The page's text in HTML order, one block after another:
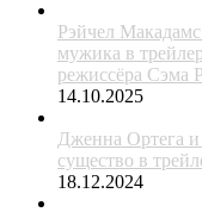
Рэйчел
мужика в
режиссёра Сэма
14.10.2025
Дженна Ортега
существо в
18.12.2024